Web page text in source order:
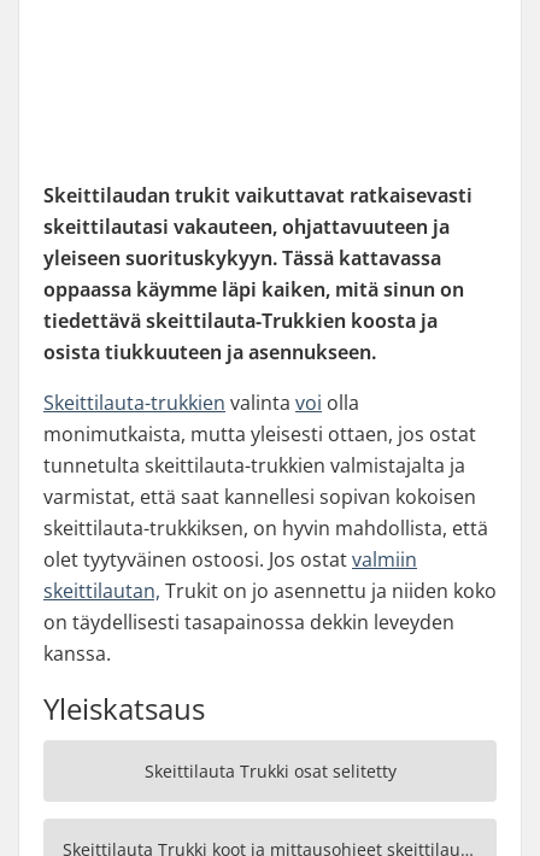
Skeittilaudan trukit vaikuttavat ratkaisevasti
skeittilautasi vakauteen, ohjattavuuteen ja
yleiseen suorituskykyyn. Tässä kattavassa
oppaassa käymme läpi kaiken, mitä sinun on
tiedettävä skeittilauta-Trukkien koosta ja
osista tiukkuuteen ja asennukseen.
Skeittilauta-trukkien valinta voi olla
monimutkaista, mutta yleisesti ottaen, jos ostat
tunnetulta skeittilauta-trukkien valmistajalta ja
varmistat, että saat kannellesi sopivan kokoisen
skeittilauta-trukkiksen, on hyvin mahdollista, että
olet tyytyväinen ostoosi. Jos ostatvalmiin
skeittilautan, Trukit on jo asennettu ja niiden koko
on täydellisesti tasapainossa dekkin leveyden
kanssa.
Yleiskatsaus
Skeittilauta Trukki osat selitetty
Skeittilauta Trukki koot ja mittausohjeet skeittilauta Trukille